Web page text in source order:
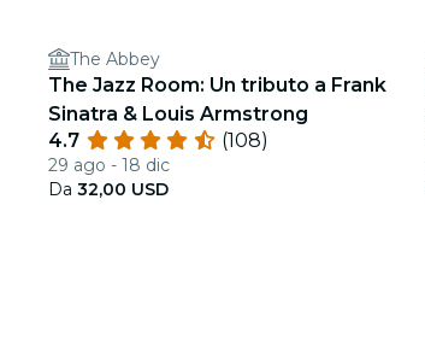
The Abbey
The Jazz Room: Un tributo a Frank
Sinatra & Louis Armstrong
4.7
(108)
29 ago - 18 dic
Da 32,00 USD